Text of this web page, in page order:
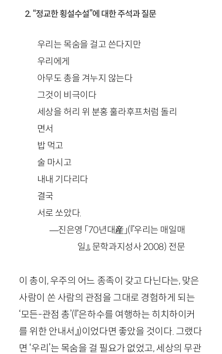
2. “정교한 횡설수설”에 대한 주석과 질문
우리는 목숨을 걸고 쓴다지만
우리에게
아무도 총을 겨누지 않는다
그것이 비극이다
세상을 허리 위 분홍 훌라후프처럼 돌리
면서
밥 먹고
술 마시고
내내 기다리다
결국
서로 쏘았다.
—진은영 「70년대産」(『우리는 매일매
일』, 문학과지성사 2008) 전문
이 총이, 우주의 어느 종족이 갖고 다닌다는, 맞은
사람이 쏜 사람의 관점을 그대로 경험하게 되는
‘모든-관점 총’(『은하수를 여행하는 히치하이커
를 위한 안내서』)이었다면 좋았을 것이다. 그랬다
면 ‘우리’는 목숨을 걸 필요가 없었고, 세상의 무관